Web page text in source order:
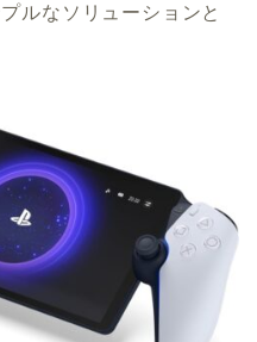
ルなソリューションと